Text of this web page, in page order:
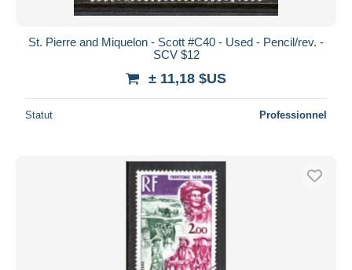
St. Pierre and Miquelon - Scott #C40 - Used - Pencil/rev. -
SCV $12
± 11,18 $US
Statut Professionnel